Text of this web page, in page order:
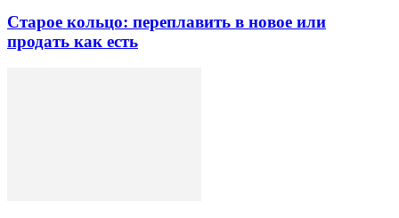
Старое кольцо: переплавить в новое или
продать как есть